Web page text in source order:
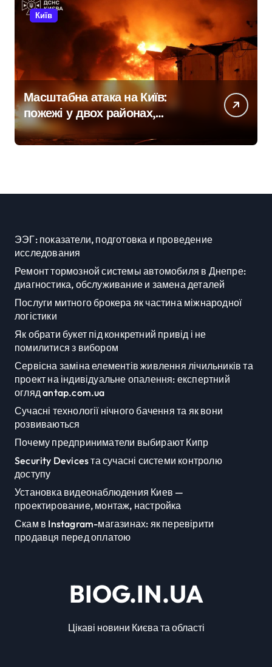
Київ
Масштабна атака на Київ:
пожежі у двох районах,
постраждалі на місці події
ЭЭГ: показатели, подготовка и проведение
исследования
Ремонт тормозной системы автомобиля в Днепре:
диагностика, обслуживание и замена деталей
Послуги митного брокера як частина міжнародної
логістики
Як обрати букет під конкретний привід і не
помилитися з вибором
Сервісна заміна елементів живлення лічильників та
проект на індивідуальне опалення: експертний
огляд antap.com.ua
Сучасні технології нічного бачення та як вони
розвиваються
Почему предприниматели выбирают Кипр
Security Devices та сучасні системи контролю
доступу
Установка видеонаблюдения Киев —
проектирование, монтаж, настройка
Скам в Instagram-магазинах: як перевірити
продавця перед оплатою
BIOG.IN.UA
Цікаві новини Києва та області